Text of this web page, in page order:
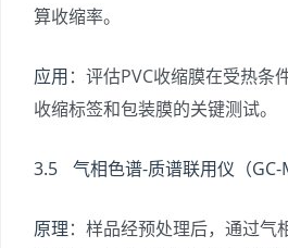
算收缩率。
应用：评估PVC收缩膜在受热条
收缩标签和包装膜的关键测试。
3.5 气相色谱-质谱联用仪（GC-
原理：样品经预处理后，通过气